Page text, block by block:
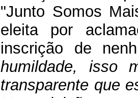
"Junto Somos
eleita por
inscrição de
humildade, isso
transparente que